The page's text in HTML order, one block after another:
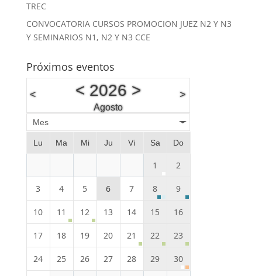
TREC
CONVOCATORIA CURSOS PROMOCION JUEZ N2 Y N3
Y SEMINARIOS N1, N2 Y N3 CCE
Próximos eventos
< < 2026>
Agosto
>
Mes
Lu Ma Mi Ju Vi Sa Do
1 2
3 4 5 6 7 8 9
10 11 12 13 14 15 16
17 18 19 20 21 22 23
24 25 26 27 28 29 30